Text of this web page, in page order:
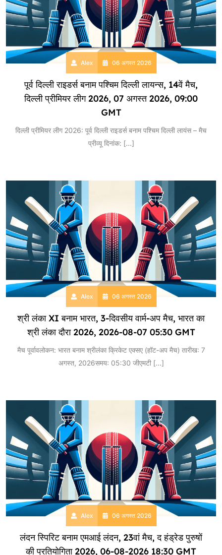
Alex 06 अगस्त 2026
पूर्व दिल्ली राइडर्स बनाम पश्चिम दिल्ली लायन्स, 14वें मैच,
दिल्ली प्रीमियर लीग 2026, 07 अगस्त 2026, 09:00
GMT
दिल्ली प्रीमियर लीग 2026: पूर्व दिल्ली राइडर्स बनाम पश्चिम दिल्ली लायंस – मैच
प्रीव्यू दिनांक: [...]
Alex 06 अगस्त 2026
श्री लंका XI बनाम भारत, 3-दिवसीय वार्म-अप मैच, भारत का
श्री लंका दौरा 2026, 2026-08-07 05:30 GMT
मैच पूर्वावलोकन: भारत बनाम श्रीलंका क्रिकेट एक्सए (हॉट-अप मैच) तारीख: 7
अगस्त, 2026समय: 05:30 जीएमटी [...]
Alex 06 अगस्त 2026
लंदन स्पिरिट बनाम एमआई लंदन, 23वां मैच, द हंड्रेड पुरुषों
की प्रतियोगिता 2026, 06-08-2026 18:30 GMT